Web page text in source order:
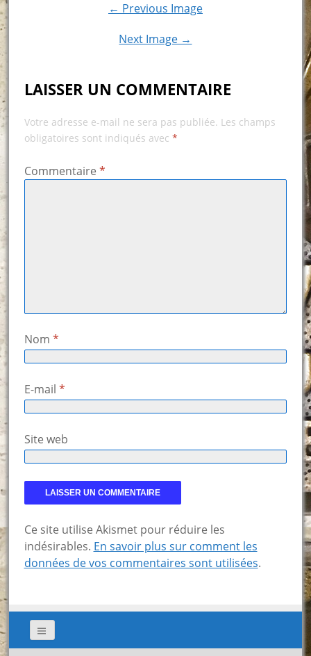
← Previous Image
Next Image →
LAISSER UN COMMENTAIRE
Votre adresse e-mail ne sera pas publiée. Les champs
obligatoires sont indiqués avec *
Commentaire *
Nom *
E-mail *
Site web
Ce site utilise Akismet pour réduire les
indésirables. En savoir plus sur comment les
données de vos commentaires sont utilisées.